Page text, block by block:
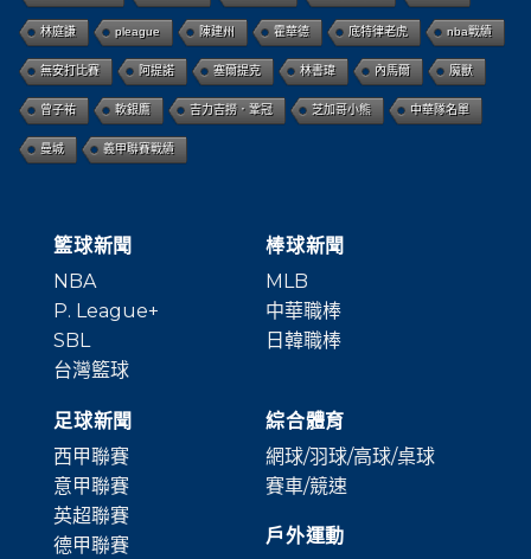
林庭謙 pleague 陳建州 霍華德 底特律老虎 nba戰績
無安打比賽 阿提諾 塞爾提克 林書瑋 內馬爾 魔獸
曾子祐 軟銀鷹 吉力吉撈．鞏冠 芝加哥小熊 中華隊名單
曼城 義甲聯賽戰績
籃球新聞
NBA
P. League+
SBL
台灣籃球
棒球新聞
MLB
中華職棒
日韓職棒
足球新聞
西甲聯賽
意甲聯賽
英超聯賽
德甲聯賽
綜合體育
網球/羽球/高球/桌球
賽車/競速
戶外運動